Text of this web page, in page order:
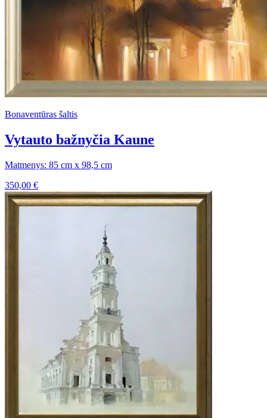
Bonaventūras šaltis
Vytauto bažnyčia Kaune
Matmenys: 85 cm x 98,5 cm
350,00 €